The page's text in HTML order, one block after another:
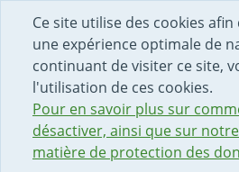
Ce site utilise des cookies
une expérience optimale de
continuant de visiter ce site,
l'utilisation de ces cookies.
Pour en savoir plus sur
désactiver, ainsi que sur
matière de protection des
DÉBUT DU CONTENU DE LA
ACCÈS AU CHAMP DE
PAGE D'ACCUEIL
FORMULAIRE DE CONTACT